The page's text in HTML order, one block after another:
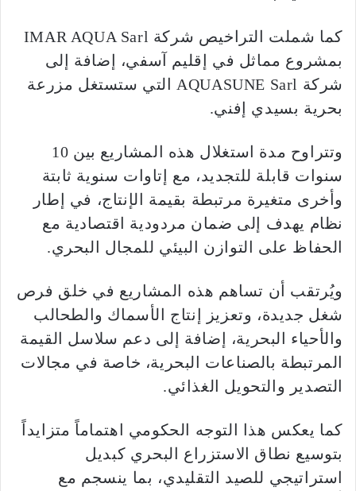
كما شملت التراخيص شركة IMAR AQUA Sarl
بمشروع مماثل في إقليم آسفي، إضافة إلى
شركة AQUASUNE Sarl التي ستستغل مزرعة
بحرية بسيدي إفني.
وتتراوح مدة استغلال هذه المشاريع بين 10
سنوات قابلة للتجديد، مع إتاوات سنوية ثابتة
وأخرى متغيرة مرتبطة بقيمة الإنتاج، في إطار
نظام يهدف إلى ضمان مردودية اقتصادية مع
الحفاظ على التوازن البيئي للمجال البحري.
ويُرتقب أن تساهم هذه المشاريع في خلق فرص
شغل جديدة، وتعزيز إنتاج الأسماك والطحالب
والأحياء البحرية، إضافة إلى دعم سلاسل القيمة
المرتبطة بالصناعات البحرية، خاصة في مجالات
التصدير والتحويل الغذائي.
كما يعكس هذا التوجه الحكومي اهتماماً متزايداً
بتوسيع نطاق الاستزراع البحري كبديل
استراتيجي للصيد التقليدي، بما ينسجم مع